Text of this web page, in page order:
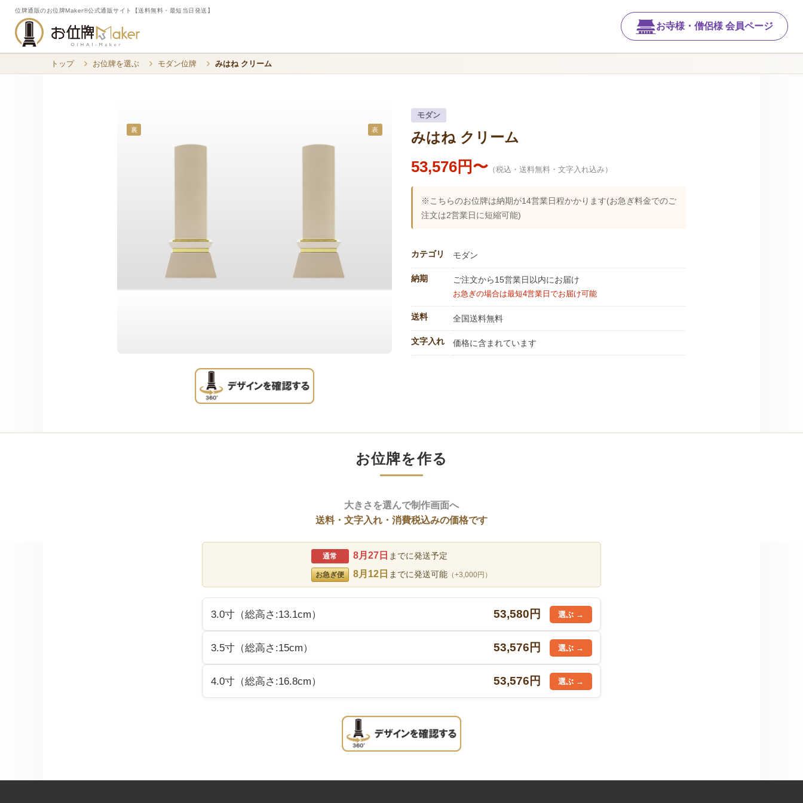
位牌通販のお位牌Maker®公式通販サイト【送料無料・最短当日発送】
お寺様・僧侶様 会員ページ
トップ お位牌を選ぶ モダン位牌 みはね クリーム
裏 表
モダン
みはね クリーム
53,576円〜 （税込・送料無料・文字入れ込み）
※こちらのお位牌は納期が14営業日程かかります(お急ぎ料金でのご
注文は2営業日に短縮可能)
カテゴリ モダン
納期 ご注文から15営業日以内にお届け
お急ぎの場合は最短4営業日でお届け可能
送料 全国送料無料
文字入れ 価格に含まれています
お位牌を作る
大きさを選んで制作画面へ
送料・文字入れ・消費税込みの価格です
通常 8月27日 までに発送予定
お急ぎ便 8月12日 までに発送可能 （+3,000円）
3.0寸（総高さ:13.1cm） 53,580円
3.5寸（総高さ:15cm） 53,576円
4.0寸（総高さ:16.8cm） 53,576円